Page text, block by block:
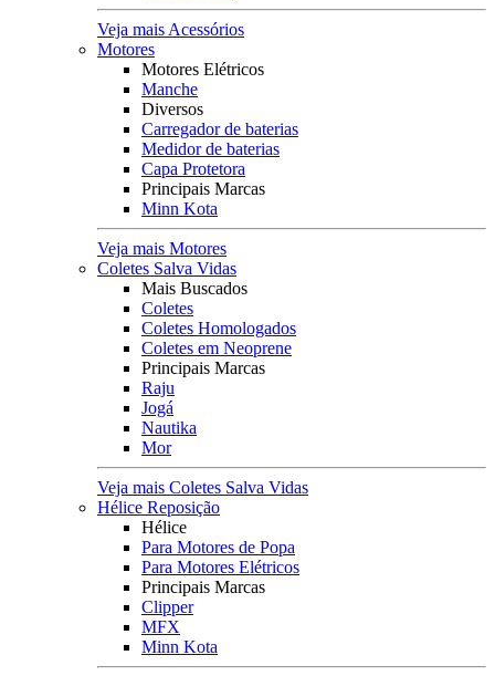
Veja mais Acessórios
Motores
Motores Elétricos
Manche
Diversos
Carregador de baterias
Medidor de baterias
Capa Protetora
Principais Marcas
Minn Kota
Veja mais Motores
Coletes Salva Vidas
Mais Buscados
Coletes
Coletes Homologados
Coletes em Neoprene
Principais Marcas
Raju
Jogá
Nautika
Mor
Veja mais Coletes Salva Vidas
Hélice Reposição
Hélice
Para Motores de Popa
Para Motores Elétricos
Principais Marcas
Clipper
MFX
Minn Kota